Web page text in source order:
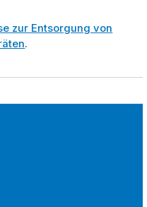
zur Entsorgung von
.